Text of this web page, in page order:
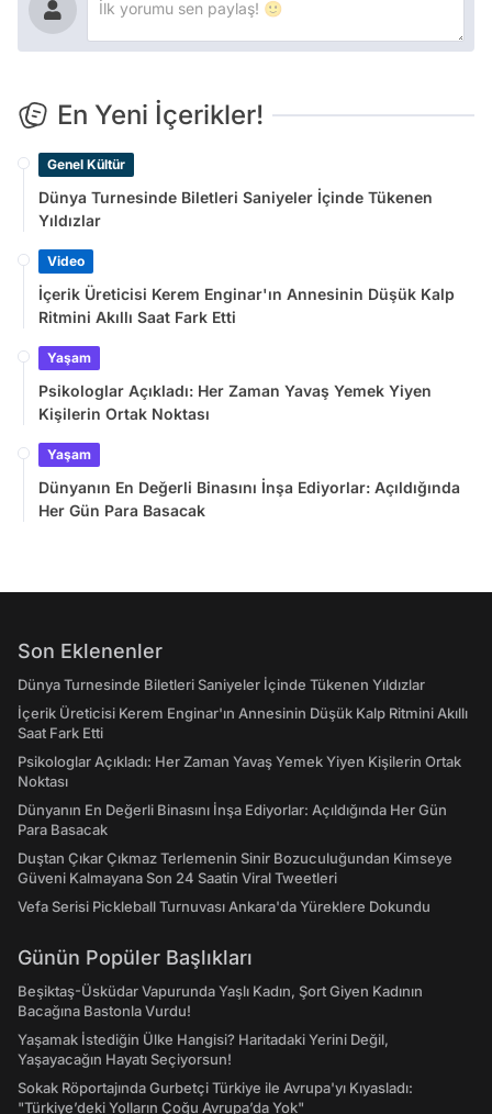
En Yeni İçerikler!
Genel Kültür
Dünya Turnesinde Biletleri Saniyeler İçinde Tükenen
Yıldızlar
Video
İçerik Üreticisi Kerem Enginar'ın Annesinin Düşük Kalp
Ritmini Akıllı Saat Fark Etti
Yaşam
Psikologlar Açıkladı: Her Zaman Yavaş Yemek Yiyen
Kişilerin Ortak Noktası
Yaşam
Dünyanın En Değerli Binasını İnşa Ediyorlar: Açıldığında
Her Gün Para Basacak
Son Eklenenler
Dünya Turnesinde Biletleri Saniyeler İçinde Tükenen Yıldızlar
İçerik Üreticisi Kerem Enginar'ın Annesinin Düşük Kalp Ritmini Akıllı
Saat Fark Etti
Psikologlar Açıkladı: Her Zaman Yavaş Yemek Yiyen Kişilerin Ortak
Noktası
Dünyanın En Değerli Binasını İnşa Ediyorlar: Açıldığında Her Gün
Para Basacak
Duştan Çıkar Çıkmaz Terlemenin Sinir Bozuculuğundan Kimseye
Güveni Kalmayana Son 24 Saatin Viral Tweetleri
Vefa Serisi Pickleball Turnuvası Ankara'da Yüreklere Dokundu
Günün Popüler Başlıkları
Beşiktaş-Üsküdar Vapurunda Yaşlı Kadın, Şort Giyen Kadının
Bacağına Bastonla Vurdu!
Yaşamak İstediğin Ülke Hangisi? Haritadaki Yerini Değil,
Yaşayacağın Hayatı Seçiyorsun!
Sokak Röportajında Gurbetçi Türkiye ile Avrupa'yı Kıyasladı:
"Türkiye’deki Yolların Çoğu Avrupa’da Yok"